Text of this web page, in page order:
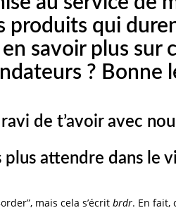
produits qui
savoir plus sur
? Bonne
de t’avoir avec
plus attendre dans le
mais cela s’écrit brdr. En fait,